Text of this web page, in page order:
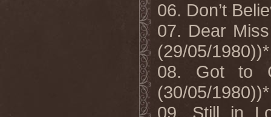
06. Don’t
07. Dear
(29/05/1980))*
08. Got to
(30/05/1980))*
09. Still in